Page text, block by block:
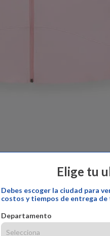
Elige tu
Debes escoger la ciudad para
costos y tiempos de entrega de
Departamento
offcorss Cambios y